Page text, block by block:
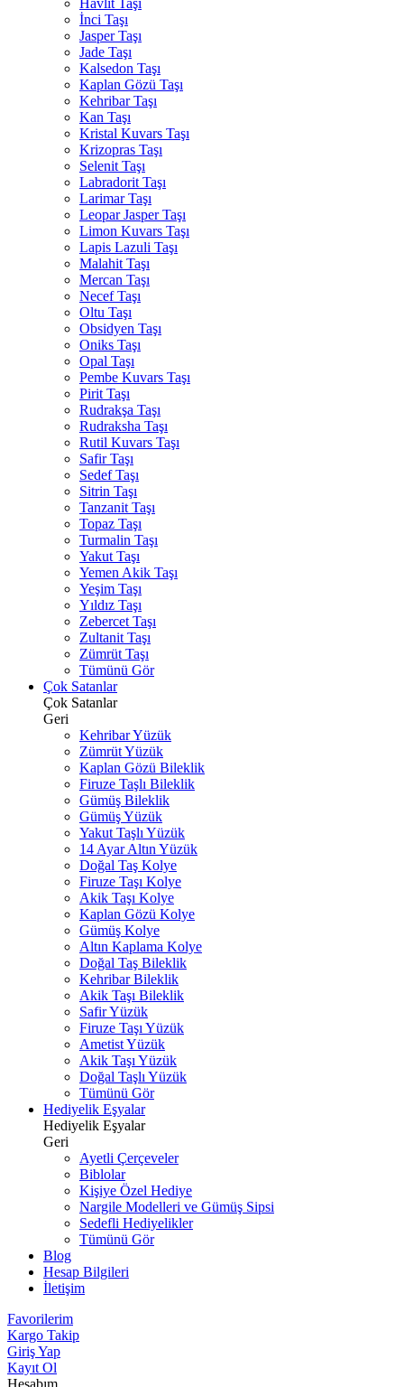
Havlit Taşı
İnci Taşı
Jasper Taşı
Jade Taşı
Kalsedon Taşı
Kaplan Gözü Taşı
Kehribar Taşı
Kan Taşı
Kristal Kuvars Taşı
Krizopras Taşı
Selenit Taşı
Labradorit Taşı
Larimar Taşı
Leopar Jasper Taşı
Limon Kuvars Taşı
Lapis Lazuli Taşı
Malahit Taşı
Mercan Taşı
Necef Taşı
Oltu Taşı
Obsidyen Taşı
Oniks Taşı
Opal Taşı
Pembe Kuvars Taşı
Pirit Taşı
Rudrakşa Taşı
Rudraksha Taşı
Rutil Kuvars Taşı
Safir Taşı
Sedef Taşı
Sitrin Taşı
Tanzanit Taşı
Topaz Taşı
Turmalin Taşı
Yakut Taşı
Yemen Akik Taşı
Yeşim Taşı
Yıldız Taşı
Zebercet Taşı
Zultanit Taşı
Zümrüt Taşı
Tümünü Gör
Çok Satanlar
Çok Satanlar
Geri
Kehribar Yüzük
Zümrüt Yüzük
Kaplan Gözü Bileklik
Firuze Taşlı Bileklik
Gümüş Bileklik
Gümüş Yüzük
Yakut Taşlı Yüzük
14 Ayar Altın Yüzük
Doğal Taş Kolye
Firuze Taşı Kolye
Akik Taşı Kolye
Kaplan Gözü Kolye
Gümüş Kolye
Altın Kaplama Kolye
Doğal Taş Bileklik
Kehribar Bileklik
Akik Taşı Bileklik
Safir Yüzük
Firuze Taşı Yüzük
Ametist Yüzük
Akik Taşı Yüzük
Doğal Taşlı Yüzük
Tümünü Gör
Hediyelik Eşyalar
Hediyelik Eşyalar
Geri
Ayetli Çerçeveler
Biblolar
Kişiye Özel Hediye
Nargile Modelleri ve Gümüş Sipsi
Sedefli Hediyelikler
Tümünü Gör
Blog
Hesap Bilgileri
İletişim
Favorilerim
Kargo Takip
Giriş Yap
Kayıt Ol
Hesabım